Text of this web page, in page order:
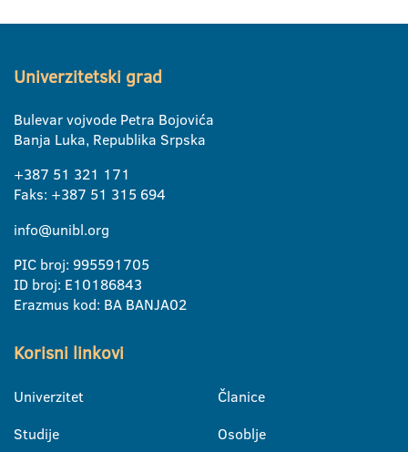
Univerzitetski grad
Bulevar vojvode Petra Bojovića
Banja Luka, Republika Srpska
+387 51 321 171
Faks: +387 51 315 694
info@unibl.org
PIC broj: 995591705
ID broj: E10186843
Erazmus kod: BA BANJA02
Korisni linkovi
Univerzitet
Studije
Članice
Osoblje